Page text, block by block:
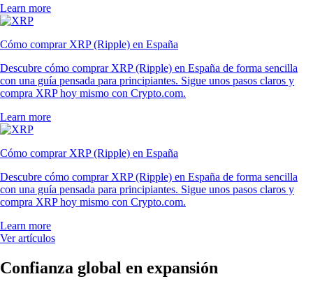
Learn more
Cómo comprar XRP (Ripple) en España
Descubre cómo comprar XRP (Ripple) en España de forma sencilla
con una guía pensada para principiantes. Sigue unos pasos claros y
compra XRP hoy mismo con Crypto.com.
Learn more
Cómo comprar XRP (Ripple) en España
Descubre cómo comprar XRP (Ripple) en España de forma sencilla
con una guía pensada para principiantes. Sigue unos pasos claros y
compra XRP hoy mismo con Crypto.com.
Learn more
Ver artículos
Confianza global en expansión